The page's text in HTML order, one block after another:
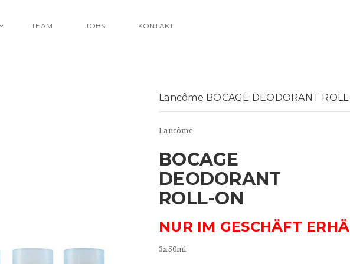
TEAM JOBS KONTAKT
Lancôme BOCAGE DEODORANT
Lancôme
BOCAGE
DEODORANT
ROLL-ON
NUR IM GESCHÄFT
3x50ml